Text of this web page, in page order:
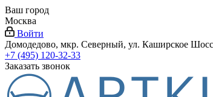
Ваш город
Москва
Войти
Домодедово, мкр. Северный, ул. Каширское
+7 (495) 120-32-33
Заказать звонок